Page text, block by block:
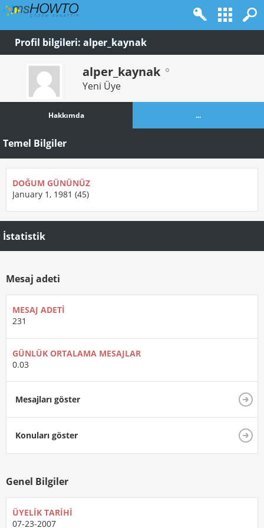
Profil bilgileri: alper_kaynak
alper_kaynak
Yeni Üye
Hakkımda ...
Temel Bilgiler
DOĞUM GÜNÜNÜZ
January 1, 1981 (45)
İstatistik
Mesaj adeti
MESAJ ADETI
231
GÜNLÜK ORTALAMA MESAJLAR
0.03
Mesajları göster
Konuları göster
Genel Bilgiler
ÜYELIK TARIHI
07-23-2007